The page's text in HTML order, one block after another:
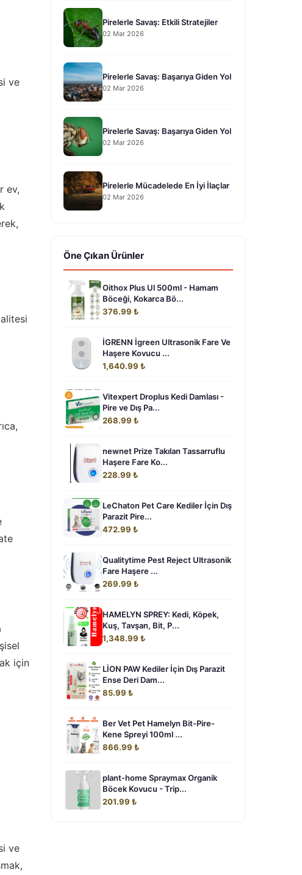
ve
ev,
için
ve
Pirelerle Savaş: Etkili Stratejiler
02 Mar 2026
Pirelerle Savaş: Başarıya Giden Yol
02 Mar 2026
Pirelerle Savaş: Başarıya Giden Yol
02 Mar 2026
Pirelerle Mücadelede En İyi İlaçlar
02 Mar 2026
Öne Çıkan Ürünler
Oithox Plus Ul 500ml - Hamam
Böceği, Kokarca Bö...
376.99 ₺
İGRENN İgreen Ultrasonik Fare Ve
Haşere Kovucu ...
1,640.99 ₺
Vitexpert Droplus Kedi Damlası -
Pire ve Dış Pa...
268.99 ₺
newnet Prize Takılan Tassarruflu
Haşere Fare Ko...
228.99 ₺
LeChaton Pet Care Kediler İçin Dış
Parazit Pire...
472.99 ₺
Qualitytime Pest Reject Ultrasonik
Fare Haşere ...
269.99 ₺
HAMELYN SPREY: Kedi, Köpek,
Kuş, Tavşan, Bit, P...
1,348.99 ₺
LİON PAW Kediler İçin Dış Parazit
Ense Deri Dam...
85.99 ₺
Ber Vet Pet Hamelyn Bit-Pire-
Kene Spreyi 100ml ...
866.99 ₺
plant-home Spraymax Organik
Böcek Kovucu - Trip...
201.99 ₺